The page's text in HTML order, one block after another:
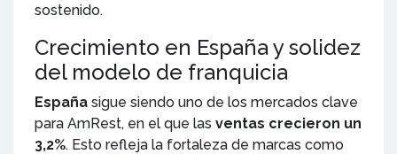
sostenido.
Crecimiento en España y solidez
del modelo de franquicia
España sigue siendo uno de los mercados clave
para AmRest, en el que las ventas crecieron un
3,2%. Esto refleja la fortaleza de marcas como